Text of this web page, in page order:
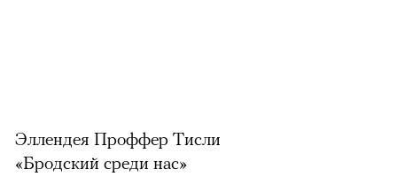
Эллендея Проффер Тисли
«Бродский среди нас»